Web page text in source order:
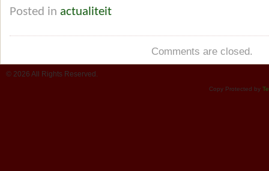
Posted in actualiteit
Comments are closed.
© 2026 All Rights Reserved.
Copy Protected by